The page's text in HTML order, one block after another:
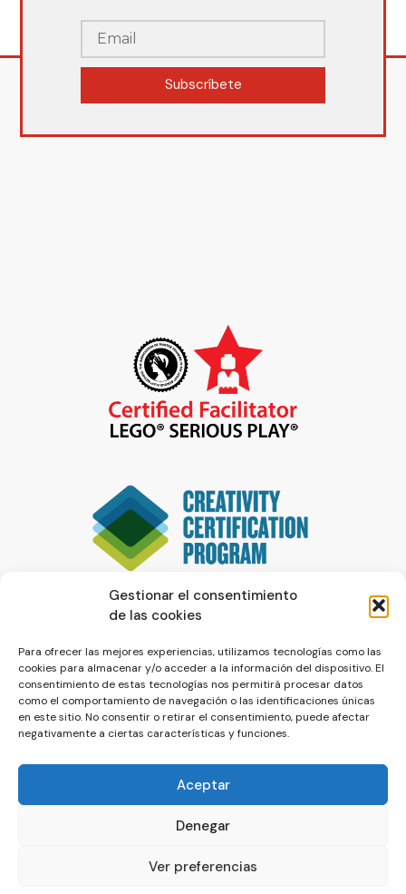
Gestionar el consentimiento
de las cookies
Para ofrecer las mejores experiencias, utilizamos tecnologías como las
cookies para almacenar y/o acceder a la información del dispositivo. El
consentimiento de estas tecnologías nos permitirá procesar datos
como el comportamiento de navegación o las identificaciones únicas
en este sitio. No consentir o retirar el consentimiento, puede afectar
negativamente a ciertas características y funciones.
Aceptar
Denegar
Ver preferencias
Subscríbete
© La Servilleta - El Blog de Paco Prieto